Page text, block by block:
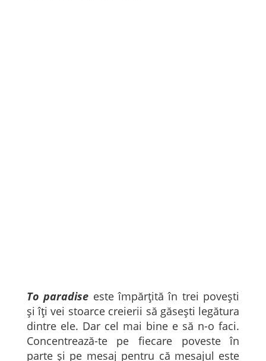
To paradise este împărțită în trei povești
și îți vei stoarce creierii să găsești legătura
dintre ele. Dar cel mai bine e să n-o faci.
Concentrează-te pe fiecare poveste în
parte și pe mesaj pentru că mesajul este